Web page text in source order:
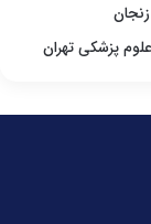
پزشکی تهران